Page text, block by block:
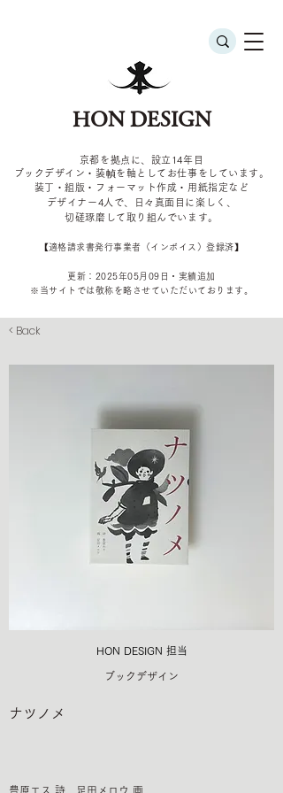
HON DESIGN
京都を拠点に、設立14年目
ブックデザイン・装幀を軸としてお仕事をしています。
装丁・組版・フォーマット作成・用紙指定など
デザイナー4 人で、日々真面目に楽しく、
切磋琢磨して取り組んでいます。
​【適格請求書発行事業者（インボイス）登録済】
更新：2025年05 月09 日・実績追加
​※当サイトでは敬称を 略させていただいております。
< Back
HON DESIGN​ 担当
ブックデザイン
ナツノメ
豊原エス 詩 足田メロウ 画